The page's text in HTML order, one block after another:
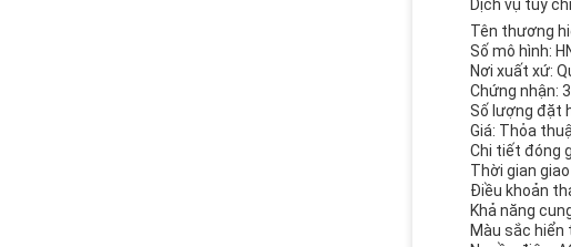
Dịch vụ tùy
Tên thương
Số mô hình:
Nơi xuất xứ:
Chứng nhận:
Số lượng đặt
Giá: Thỏa
Chi tiết đóng
Thời gian
Điều khoản
Khả năng
Màu sắc hiển